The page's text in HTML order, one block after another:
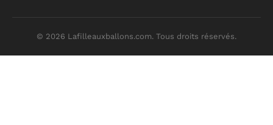
© 2026 Lafilleauxballons.com. Tous droits réservés.